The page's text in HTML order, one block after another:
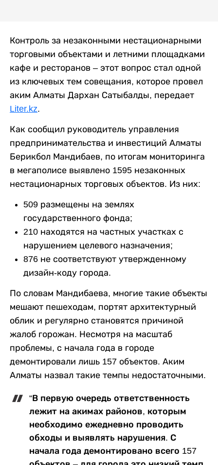
Контроль за незаконными нестационарными
торговыми объектами и летними площадками
кафе и ресторанов – этот вопрос стал одной
из ключевых тем совещания, которое провел
аким Алматы Дархан Сатыбалды, передает
Liter.kz.
Как сообщил руководитель управления
предпринимательства и инвестиций Алматы
Берикбол Мандибаев, по итогам мониторинга
в мегаполисе выявлено 1595 незаконных
нестационарных торговых объектов. Из них:
509 размещены на землях
государственного фонда;
210 находятся на частных участках с
нарушением целевого назначения;
876 не соответствуют утвержденному
дизайн-коду города.
По словам Мандибаева, многие такие объекты
мешают пешеходам, портят архитектурный
облик и регулярно становятся причиной
жалоб горожан. Несмотря на масштаб
проблемы, с начала года в городе
демонтировали лишь 157 объектов. Аким
Алматы назвал такие темпы недостаточными.
“В первую очередь ответственность
лежит на акимах районов, которым
необходимо ежедневно проводить
обходы и выявлять нарушения. С
начала года демонтировано всего 157